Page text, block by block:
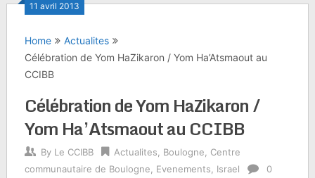
11 avril 2013
Home
Actualites
Célébration de Yom HaZikaron / Yom Ha’Atsmaout au
CCIBB
Célébration de Yom HaZikaron /
Yom Ha’Atsmaout au CCIBB
By Le CCIBB Actualites Boulogne
Centre
communautaire de Boulogne
Evenements Israel
0